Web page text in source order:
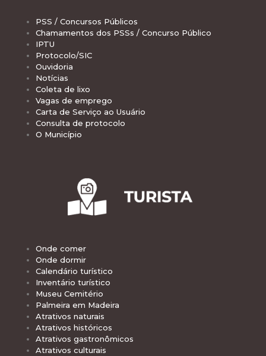
PSS / Concursos Públicos
Chamamentos dos PSSs / Concurso Público
IPTU
Protocolo/SIC
Ouvidoria
Notícias
Coleta de lixo
Vagas de emprego
Carta de Serviço ao Usuário
Consulta de protocolo
O Município
Onde comer
Onde dormir
Calendário turístico
Inventário turístico
Museu Cemitério
Palmeira em Madeira
Atrativos naturais
Atrativos históricos
Atrativos gastronômicos
Atrativos culturais